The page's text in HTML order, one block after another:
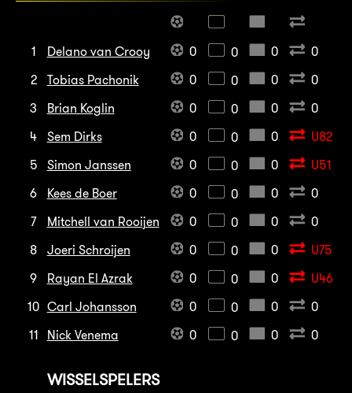
1 Delano van Crooy 0 0 0
0
2
Tobias Pachonik 0 0 0
0
3
Brian Koglin 0 0 0
0
4
Sem Dirks 0 0 0
U82
5
Simon Janssen 0 0 0
U51
6
Kees de Boer 0 0 0
0
7
Mitchell van Rooijen 0 0 0
0
8
Joeri Schroijen 0 0 0
U75
9
Rayan El Azrak 0 0 0
U46
10 Carl Johansson 0 0 0
0
11
Nick Venema 0 0 0 0
WISSELSPELERS